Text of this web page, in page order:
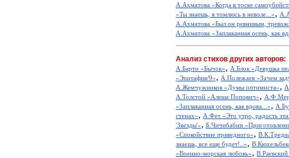
А.Ахматова «Когда в тоске
«Ты знаешь, я томлюсь в неволе...»,
А.Ахматова «Был он ревнивым,
А.Ахматова «Заплаканная осень, как
Анализ стихов других авторов:
А.Барто «Бычок», А.Блок «Девушка
«Эпитафия/9», А.Полежаев «Зачем
А.Жемчужников «Думы оптимиста»,
А.Толстой «Алеша Попович»,
«Заплаканная осень, как вдова...»,
стенах», А.Фет «Это утро, радость
'Звезды'», Б.Чичибабин
«Спокойствие праведного»,
знаешь, все еще будет!..»,
«Военно-морская любовь»,